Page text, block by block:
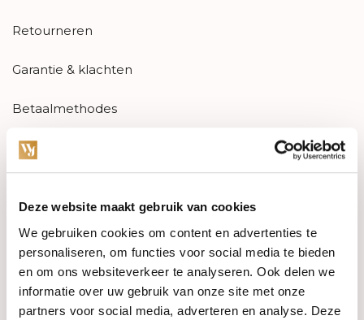
Deze website maakt gebruik van cookies
We gebruiken cookies om content en advertenties te
personaliseren, om functies voor social media te bieden
en om ons websiteverkeer te analyseren. Ook delen we
informatie over uw gebruik van onze site met onze
partners voor social media, adverteren en analyse. Deze
Retourneren
Garantie & klachten
Betaalmethodes
Sitemap
Categorieën
Horloges
Juwelen
Trouwringen